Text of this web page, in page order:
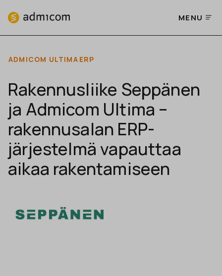
MENU
ADMICOM ULTIMA ERP
Rakennusliike Seppänen
ja Admicom Ultima –
rakennusalan ERP-
järjestelmä vapauttaa
aikaa rakentamiseen